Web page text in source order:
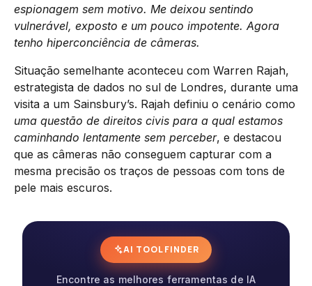
espionagem sem motivo. Me deixou sentindo
vulnerável, exposto e um pouco impotente. Agora
tenho hiperconciência de câmeras.
Situação semelhante aconteceu com Warren Rajah,
estrategista de dados no sul de Londres, durante uma
visita a um Sainsbury’s. Rajah definiu o cenário como
uma questão de direitos civis para a qual estamos
caminhando lentamente sem perceber, e destacou
que as câmeras não conseguem capturar com a
mesma precisão os traços de pessoas com tons de
pele mais escuros.
AI TOOL FINDER
Encontre as melhores ferramentas de IA